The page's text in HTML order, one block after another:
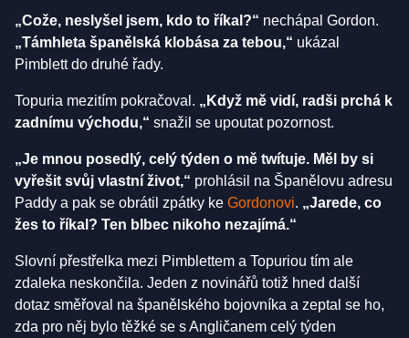
„Cože, neslyšel jsem, kdo to říkal?“ nechápal Gordon.
„Támhleta španělská klobása za tebou,“ ukázal
Pimblett do druhé řady.
Topuria mezitím pokračoval. „Když mě vidí, radši prchá k
zadnímu východu,“ snažil se upoutat pozornost.
„Je mnou posedlý, celý týden o mě twítuje. Měl by si
vyřešit svůj vlastní život,“ prohlásil na Španělovu adresu
Paddy a pak se obrátil zpátky ke Gordonovi. „Jarede, co
žes to říkal? Ten blbec nikoho nezajímá.“
Slovní přestřelka mezi Pimblettem a Topuriou tím ale
zdaleka neskončila. Jeden z novinářů totiž hned další
dotaz směřoval na španělského bojovníka a zeptal se ho,
zda pro něj bylo těžké se s Angličanem celý týden